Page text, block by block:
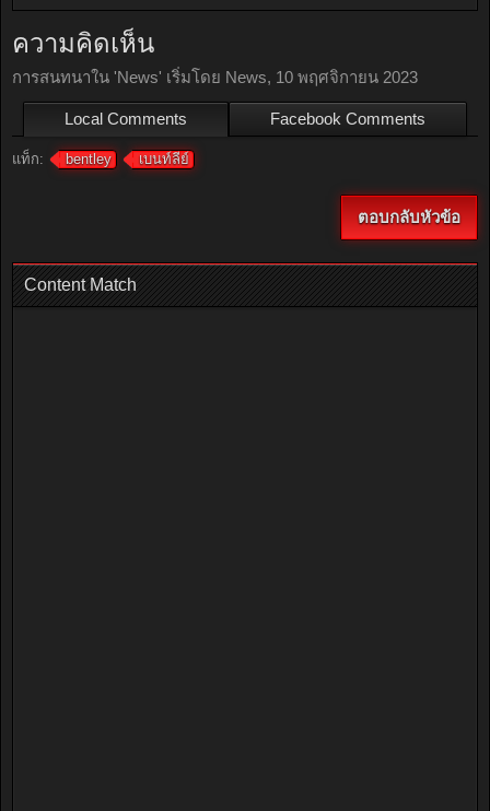
ความคิดเห็น
การสนทนาใน 'News' เริ่มโดย News, 10 พฤศจิกายน 2023
Local Comments Facebook Comments
แท็ก: bentley เบนท์ลีย์
ตอบกลับหัวข้อ
Content Match